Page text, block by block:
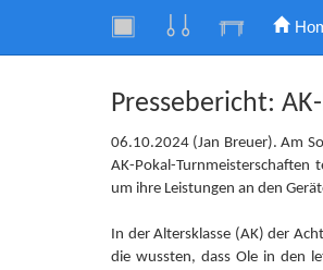
Pressebericht:
06.10.2024 (Jan Breuer). Am
AK-Pokal-Turnmeisterschaften
um ihre Leistungen an den
In der Altersklasse (AK) der
die wussten, dass Ole in den